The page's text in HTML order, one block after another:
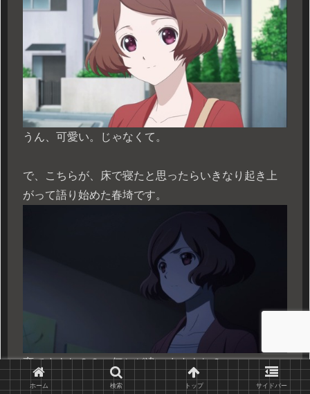
うん、可愛い。じゃなくて。
で、こちらが、床で寝たと思ったらいきなり起き上
がって語り始めた春埼です。
変ですよね？？ 何かが違いますよね？
もうお分かりですよね？分け目の位置が違いま
ホーム 検索 トップ サイドバー